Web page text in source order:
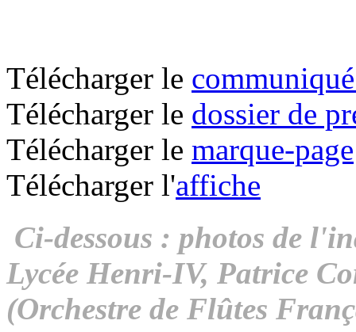
Télécharger le
Télécharger le dossier de
Télécharger le marque-page
Télécharger l'affiche
Ci-dessous : photos de
Lycée Henri-IV, Patrice
(Orchestre de Flûtes